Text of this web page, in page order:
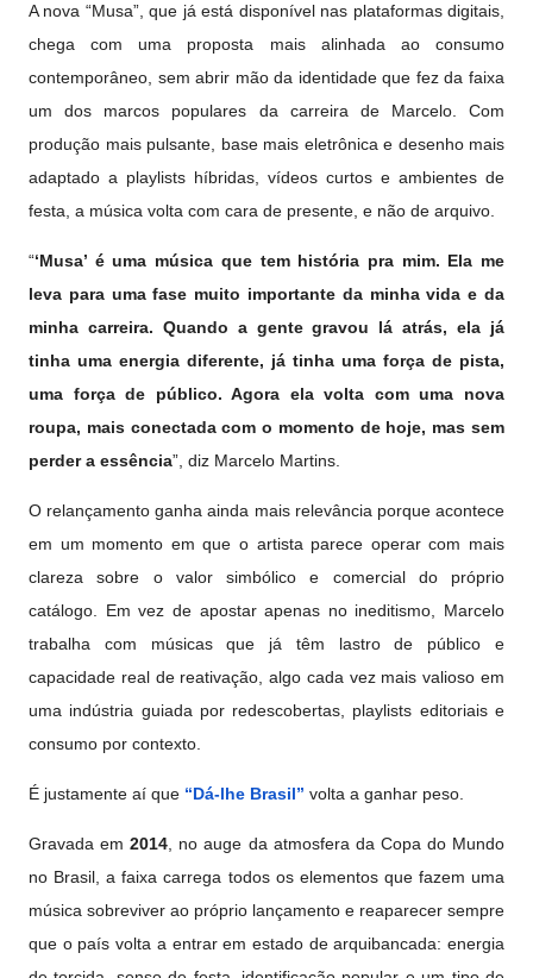
A nova “Musa”, que já está disponível nas plataformas digitais,
chega com uma proposta mais alinhada ao consumo
contemporâneo, sem abrir mão da identidade que fez da faixa
um dos marcos populares da carreira de Marcelo. Com
produção mais pulsante, base mais eletrônica e desenho mais
adaptado a playlists híbridas, vídeos curtos e ambientes de
festa, a música volta com cara de presente, e não de arquivo.
“‘Musa’ é uma música que tem história pra mim. Ela me
leva para uma fase muito importante da minha vida e da
minha carreira. Quando a gente gravou lá atrás, ela já
tinha uma energia diferente, já tinha uma força de pista,
uma força de público. Agora ela volta com uma nova
roupa, mais conectada com o momento de hoje, mas sem
perder a essência”, diz Marcelo Martins.
O relançamento ganha ainda mais relevância porque acontece
em um momento em que o artista parece operar com mais
clareza sobre o valor simbólico e comercial do próprio
catálogo. Em vez de apostar apenas no ineditismo, Marcelo
trabalha com músicas que já têm lastro de público e
capacidade real de reativação, algo cada vez mais valioso em
uma indústria guiada por redescobertas, playlists editoriais e
consumo por contexto.
É justamente aí que “Dá-lhe Brasil” volta a ganhar peso.
Gravada em2014, no auge da atmosfera da Copa do Mundo
no Brasil, a faixa carrega todos os elementos que fazem uma
música sobreviver ao próprio lançamento e reaparecer sempre
que o país volta a entrar em estado de arquibancada: energia